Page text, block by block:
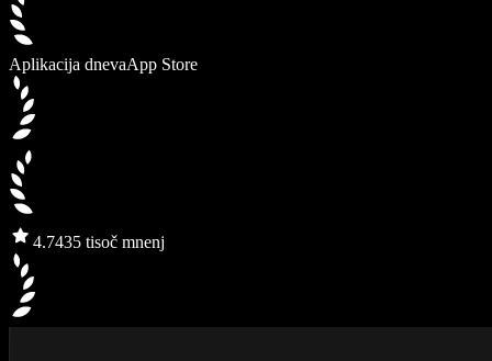
Aplikacija dnevaApp Store
4.7435 tisoč mnenj